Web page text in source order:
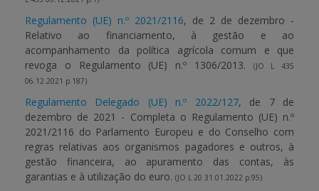
Regulamento (UE) n.º 2021/2116, de 2 de dezembro -
Relativo ao financiamento, à gestão e ao
acompanhamento da política agrícola comum e que
revoga o Regulamento (UE) n.º 1306/2013.
(JO L 435
06.12.2021 p.187)
Regulamento Delegado (UE) n.º 2022/127, de 7 de
dezembro de 2021 - Completa o Regulamento (UE) n.º
2021/2116 do Parlamento Europeu e do Conselho com
regras relativas aos organismos pagadores e outros, à
gestão financeira, ao apuramento das contas, às
garantias e à utilização do euro. (JO L 20 31.01.2022 p.95)